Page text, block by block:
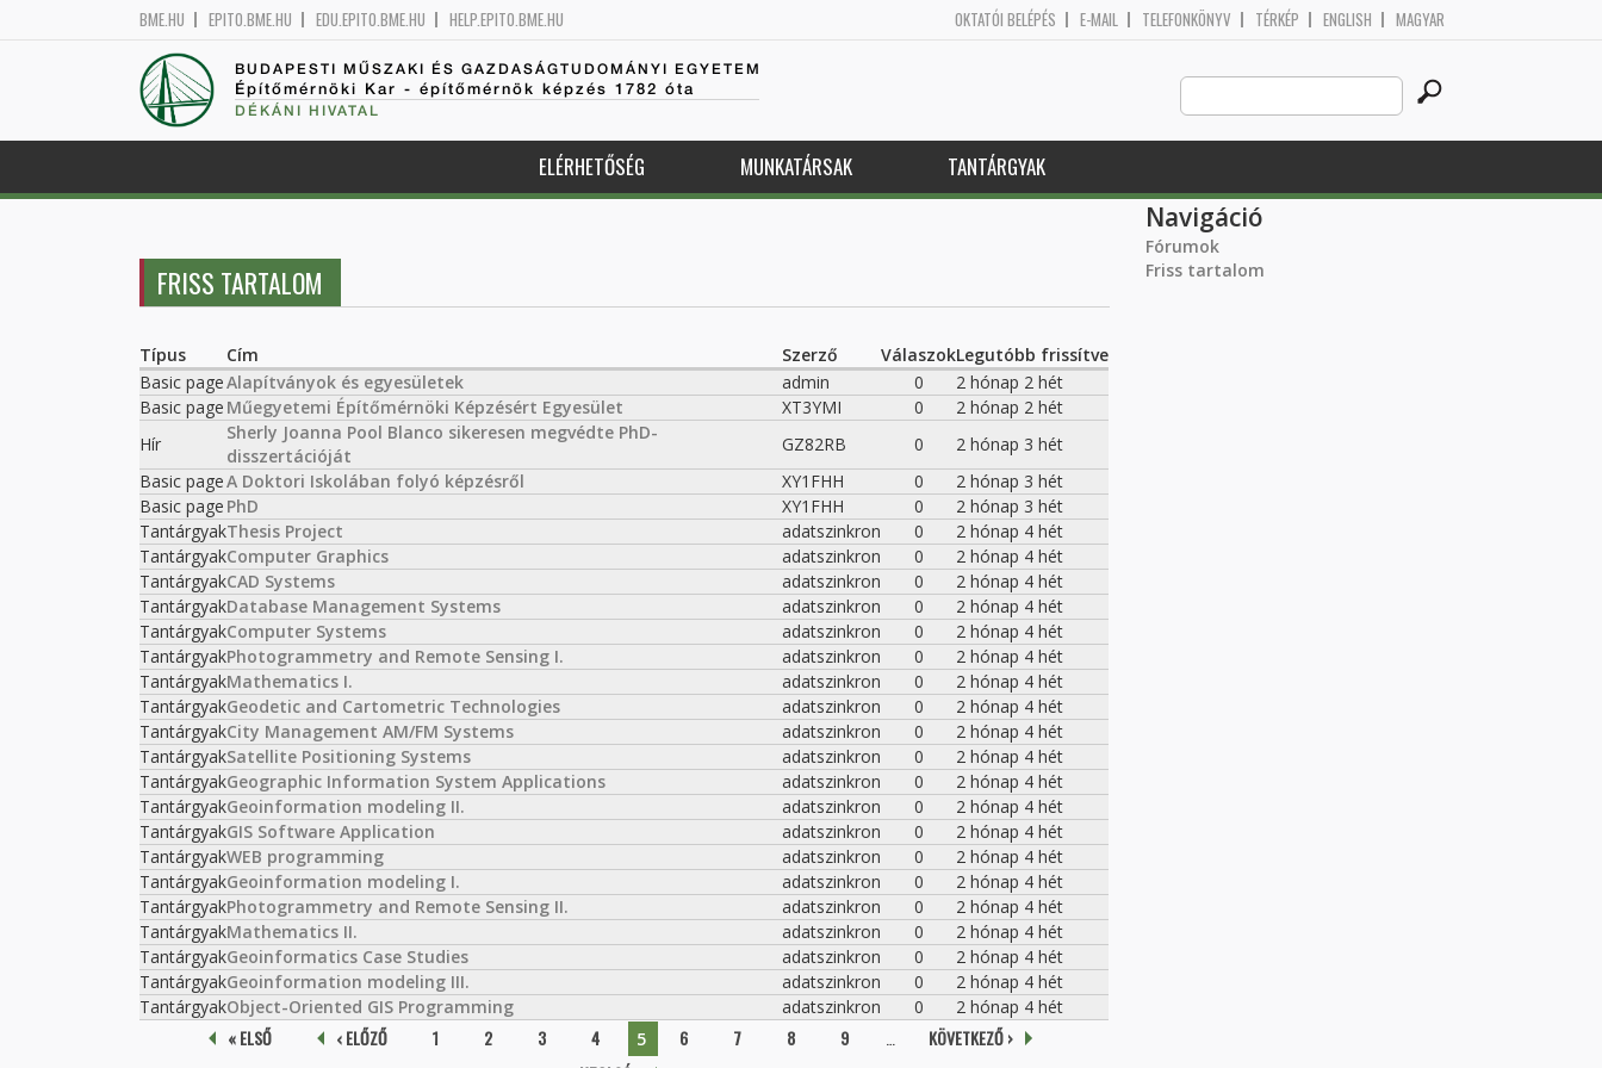
BME.HU EPITO.BME.HU EDU.EPITO.BME.HU HELP.EPITO.BME.HU OKTATÓI BELÉPÉS E-MAIL TELEFONKÖNYV TÉRKÉP ENGLISH MAGYAR
BUDAPESTI MŰSZAKI ÉS GAZDASÁGTUDOMÁNYI EGYETEM
Építőmérnöki Kar - építőmérnök képzés 1782 óta
DÉKÁNI HIVATAL
Search
this
site
ELÉRHETŐSÉG MUNKATÁRSAK TANTÁRGYAK
FRISS TARTALOM
Típus Cím Szerző VálaszokLegutóbb frissítve
Basic pageAlapítványok és egyesületek admin 0
2 hónap 2 hét
Basic page Műegyetemi Építőmérnöki Képzésért Egyesület XT3YMI 0
2 hónap 2 hét
Hír
Sherly Joanna Pool Blanco sikeresen megvédte PhD-
disszertációját
GZ82RB 0
2 hónap 3 hét
Basic pageA Doktori Iskolában folyó képzésről XY1FHH 0
2 hónap 3 hét
Basic page PhD XY1FHH 0
2 hónap 3 hét
TantárgyakThesis Project adatszinkron 0
2 hónap 4 hét
TantárgyakComputer Graphics adatszinkron 0
2 hónap 4 hét
TantárgyakCAD Systems adatszinkron 0
2 hónap 4 hét
TantárgyakDatabase Management Systems adatszinkron 0
2 hónap 4 hét
TantárgyakComputer Systems adatszinkron 0
2 hónap 4 hét
TantárgyakPhotogrammetry and Remote Sensing I. adatszinkron 0
2 hónap 4 hét
TantárgyakMathematics I. adatszinkron 0
2 hónap 4 hét
TantárgyakGeodetic and Cartometric Technologies adatszinkron 0
2 hónap 4 hét
TantárgyakCity Management AM/FM Systems adatszinkron 0
2 hónap 4 hét
TantárgyakSatellite Positioning Systems adatszinkron 0
2 hónap 4 hét
TantárgyakGeographic Information System Applications adatszinkron 0
2 hónap 4 hét
TantárgyakGeoinformation modeling II. adatszinkron 0
2 hónap 4 hét
TantárgyakGIS Software Application adatszinkron 0
2 hónap 4 hét
TantárgyakWEB programming adatszinkron 0
2 hónap 4 hét
TantárgyakGeoinformation modeling I. adatszinkron 0
2 hónap 4 hét
TantárgyakPhotogrammetry and Remote Sensing II. adatszinkron 0
2 hónap 4 hét
TantárgyakMathematics II. adatszinkron 0
2 hónap 4 hét
TantárgyakGeoinformatics Case Studies adatszinkron 0
2 hónap 4 hét
TantárgyakGeoinformation modeling III. adatszinkron 0
2 hónap 4 hét
TantárgyakObject-Oriented GIS Programming adatszinkron 0 2 hónap 4 hét
Oldalak« ELSŐ ‹ ELŐZŐ 1 2 3 4 5 6 7 8 9
KÖVETKEZŐ ›
Navigáció
Fórumok
Friss tartalom